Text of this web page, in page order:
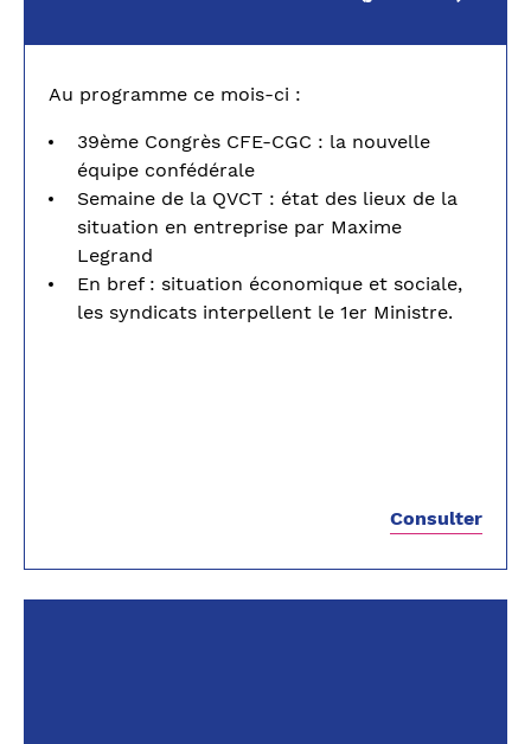
Au programme ce mois-ci :
39ème Congrès CFE-CGC : la nouvelle
équipe confédérale
Semaine de la QVCT : état des lieux de la
situation en entreprise par Maxime
Legrand
En bref : situation économique et sociale,
les syndicats interpellent le 1er Ministre.
Consulter